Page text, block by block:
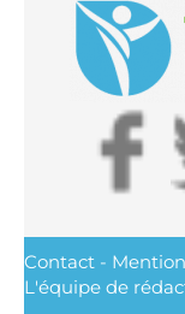
Contact -
L'équipe de